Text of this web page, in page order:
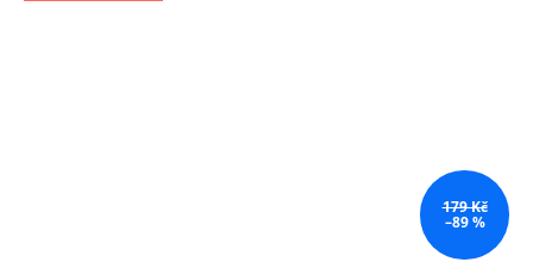
179 Kč
–89 %